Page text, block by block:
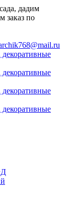
дадим
заказ по